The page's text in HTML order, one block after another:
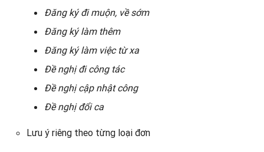
Đăng ký đi muộn, về sớm
Đăng ký làm thêm
Đăng ký làm việc từ xa
Đề nghị đi công tác
Đề nghị cập nhật công
Đề nghị đổi ca
Lưu ý riêng theo từng loại đơn